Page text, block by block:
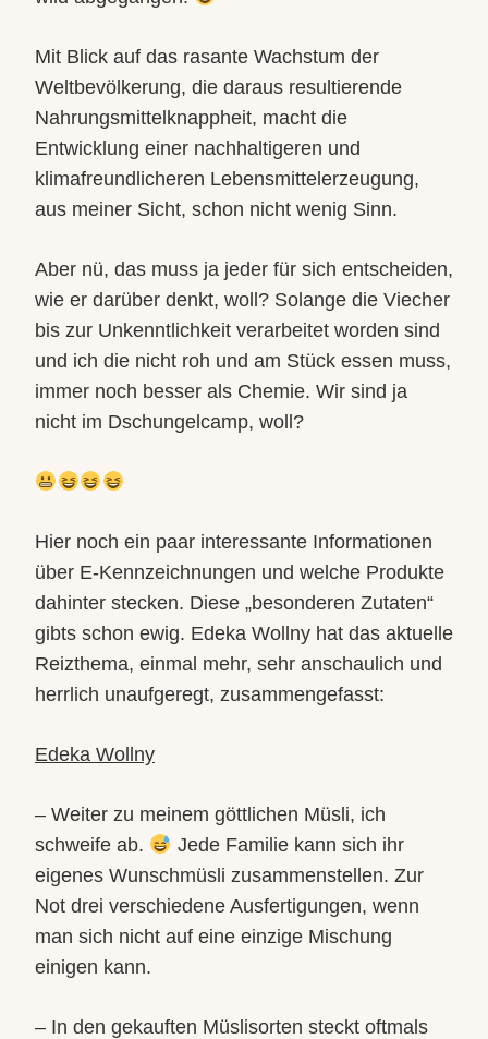
Mit Blick auf das rasante Wachstum der
Weltbevölkerung, die daraus resultierende
Nahrungsmittelknappheit, macht die
Entwicklung einer nachhaltigeren und
klimafreundlicheren Lebensmittelerzeugung,
aus meiner Sicht, schon nicht wenig Sinn.
Aber nü, das muss ja jeder für sich entscheiden,
wie er darüber denkt, woll? Solange die Viecher
bis zur Unkenntlichkeit verarbeitet worden sind
und ich die nicht roh und am Stück essen muss,
immer noch besser als Chemie. Wir sind ja
nicht im Dschungelcamp, woll?
Hier noch ein paar interessante Informationen
über E-Kennzeichnungen und welche Produkte
dahinter stecken. Diese „besonderen Zutaten“
gibts schon ewig. Edeka Wollny hat das aktuelle
Reizthema, einmal mehr, sehr anschaulich und
herrlich unaufgeregt, zusammengefasst:
Edeka Wollny
– Weiter zu meinem göttlichen Müsli, ich
schweife ab.
Jede Familie kann sich ihr
eigenes Wunschmüsli zusammenstellen. Zur
Not drei verschiedene Ausfertigungen, wenn
man sich nicht auf eine einzige Mischung
einigen kann.
– In den gekauften Müslisorten steckt oftmals